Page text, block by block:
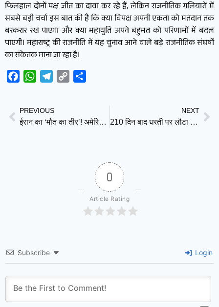
फिलहाल दोनों पक्ष जीत का दावा कर रहे हैं, लेकिन राजनीतिक गलियारों में
सबसे बड़ी चर्चा इस बात की है कि क्या विपक्ष अपनी एकता को मतदान तक
बरकरार रख पाएगा और क्या महायुति अपने बहुमत को परिणामों में बदल
पाएगी। महाराष्ट्र की राजनीति में यह चुनाव आने वाले बड़े राजनीतिक संघर्षों
का संकेतक माना जा रहा है।
FacebookWhatsAppTelegram
Copy
PREVIOUS
ईरान का ‘मौत का तीर’! अमेरिका के अरबों डॉलर के MQ-9 Reaper को मार गिराने का दावा, खाड़ी में हिली अमेरिकी ताकत
NEXT
210 दिन बाद धरती पर लौटा चीन का ऐतिहासिक स्पेस मिशन
0
Article Rating
Subscribe Login